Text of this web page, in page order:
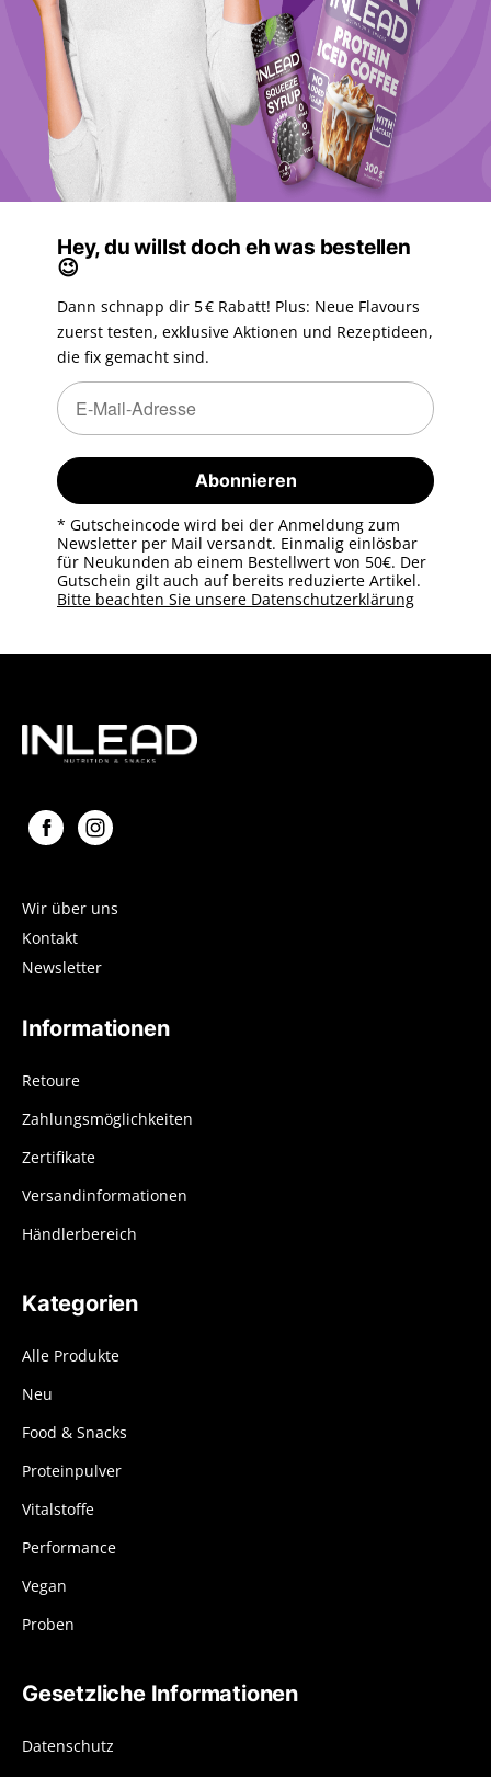
Hey, du willst doch eh was bestellen
😉
Dann schnapp dir 5 € Rabatt! Plus: Neue Flavours
zuerst testen, exklusive Aktionen und Rezeptideen,
die fix gemacht sind.
Newsletter Abonnieren
Newsletter Abonnieren
Abonnieren
* Gutscheincode wird bei der Anmeldung zum
Newsletter per Mail versandt. Einmalig einlösbar
für Neukunden ab einem Bestellwert von 50€. Der
Gutschein gilt auch auf bereits reduzierte Artikel.
Bitte beachten Sie unsere Datenschutzerklärung
Wir über uns
Kontakt
Newsletter
Informationen
Retoure
Zahlungsmöglichkeiten
Zertifikate
Versandinformationen
Händlerbereich
Kategorien
Alle Produkte
Neu
Food & Snacks
Proteinpulver
Vitalstoffe
Performance
Vegan
Proben
Gesetzliche Informationen
Datenschutz